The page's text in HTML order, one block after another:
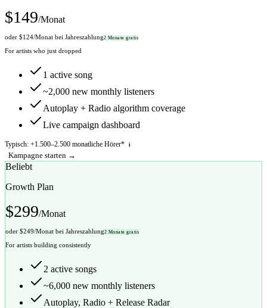
$149/Monat
oder $124/Monat bei Jahreszahlung2 Monate gratis
For artists who just dropped
1 active song
~2,000 new monthly listeners
Autoplay + Radio algorithm coverage
Live campaign dashboard
Typisch: +1.500–2.500 monatliche Hörer* i
Kampagne starten →
Beliebt
Growth Plan
$299/Monat
oder $249/Monat bei Jahreszahlung2 Monate gratis
For artists building consistently
2 active songs
~6,000 new monthly listeners
Autoplay, Radio + Release Radar